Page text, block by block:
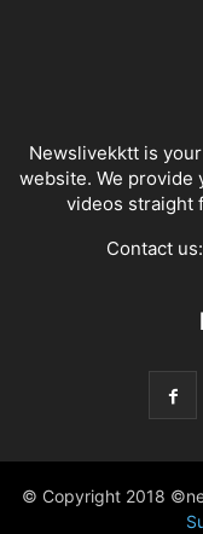
Newslivekktt is
website. We provide
videos straight
Contact us:
© Copyright 2018